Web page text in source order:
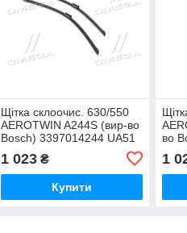
Щітка склоочис. 630/550
AEROTWIN A244S (вир-во
Bosch) 3397014244 UA51
1 023₴
Купити
во
1